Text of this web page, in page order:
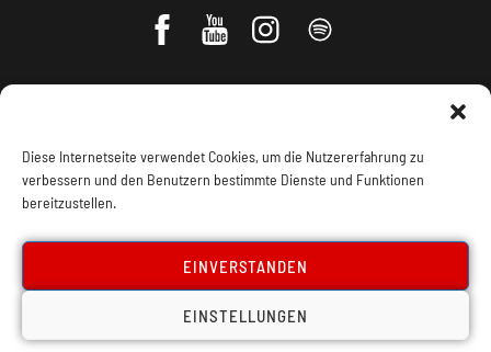
Diese Internetseite verwendet Cookies, um die Nutzererfahrung zu
verbessern und den Benutzern bestimmte Dienste und Funktionen
bereitzustellen.
EINVERSTANDEN
EINSTELLUNGEN
Datenschutz Kontakt